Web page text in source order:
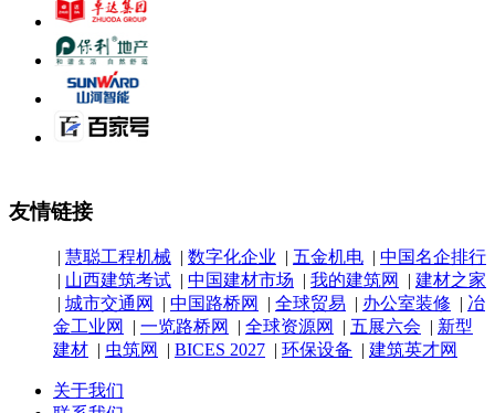
友情链接
| 慧聪工程机械 | 数字化企业 | 五金机电 | 中国名企排行
| 山西建筑考试 | 中国建材市场 | 我的建筑网 | 建材之家
| 城市交通网 | 中国路桥网 | 全球贸易 | 办公室装修 | 冶
金工业网
| 一览路桥网 | 全球资源网 | 五展六会 | 新型
建材 | 虫筑网 | BICES 2027 | 环保设备 | 建筑英才网
关于我们